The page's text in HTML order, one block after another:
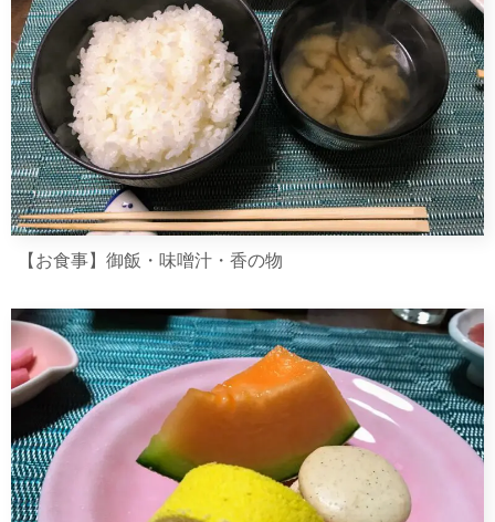
【お食事】御飯・味噌汁・香の物